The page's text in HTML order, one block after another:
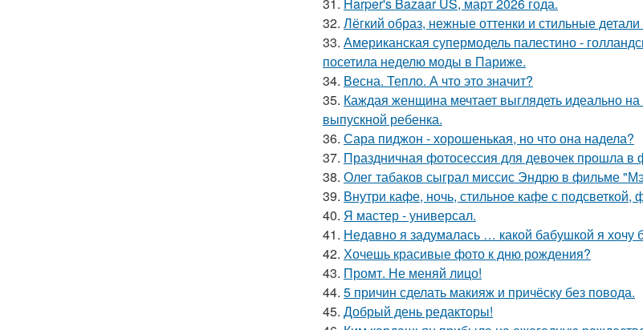
32. Лёгкий образ, нежные оттенки и стильные
33. Американская супермодель палестино -
посетила неделю моды в Париже.
34. Весна. Тепло. А что это значит?
35. Каждая женщина мечтает выглядеть идеально
выпускной ребенка.
36. Сара пиджон - хорошенькая, но что она надела?
37. Праздничная фотосессия для девочек прошла
38. Олег табаков сыграл миссис Эндрю в фильме
39. Внутри кафе, ночь, стильное кафе с
40. Я мастер - универсал.
41. Недавно я задумалась … какой бабушкой я хочу
42. Хочешь красивые фото к дню рождения?
43. Промт. Не меняй лицо!
44. 5 причин сделать макияж и причёску без повода.
45. Добрый день редакторы!